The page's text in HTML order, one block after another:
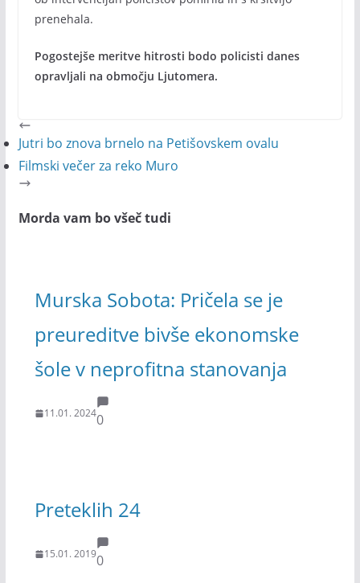
prenehala.
Pogostejše meritve hitrosti bodo policisti danes
opravljali na območju Ljutomera.
Jutri bo znova brnelo na Petišovskem ovalu
Filmski večer za reko Muro
Morda vam bo všeč tudi
Murska Sobota: Pričela se je
preureditve bivše ekonomske
šole v neprofitna stanovanja
11.01. 20240
Preteklih 24
15.01. 20190